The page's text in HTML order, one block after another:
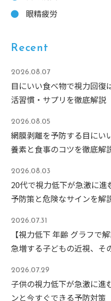
眼精疲労
Recent
2026.08.07
目にいい食べ物で視力回復
活習慣・サプリを徹底解説
2026.08.05
網膜剥離を予防する目にい
養素と食事のコツを徹底解
2026.08.03
20代で視力低下が急激に
予防策と危険なサインを解
2026.07.31
【視力低下 年齢 グラフで
急増する子どもの近視、そ
2026.07.29
子供の視力低下が急激に進
ンと今すぐできる予防対策